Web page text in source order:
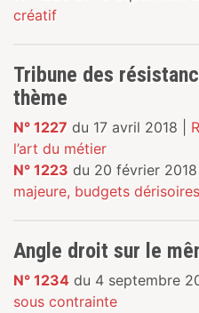
créatif
Tribune des
thème
N° 1227 du 17 avril 2018 |
l’art du métier
N° 1223 du 20 février 2018
majeure, budgets dérisoires
Angle droit sur le
N° 1234 du 4 septembre
sous contrainte